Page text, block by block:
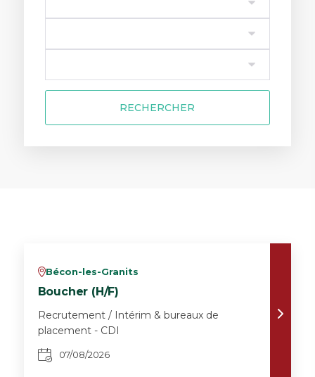
RECHERCHER
vBécon-les-Granits
Boucher (H/F)
Recrutement / Intérim & bureaux de
placement - CDI
07/08/2026